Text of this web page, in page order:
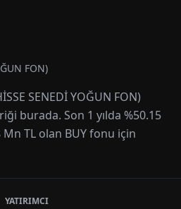
FON)
SENEDİ YOĞUN FON)
burada. Son 1 yılda %50.15
Mn TL olan BUY fonu için
YATIRIMCI